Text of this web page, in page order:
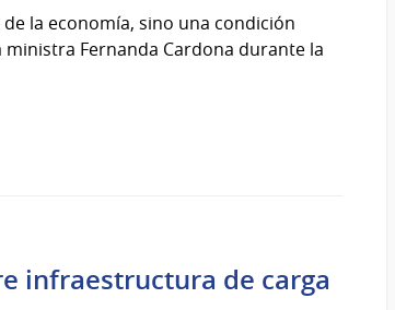
la economía, sino una condición
Fernanda Cardona durante la
infraestructura de carga